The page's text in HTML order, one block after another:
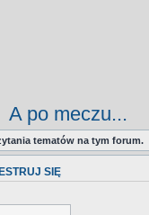
A po meczu...
tematów na tym forum.
SIĘ